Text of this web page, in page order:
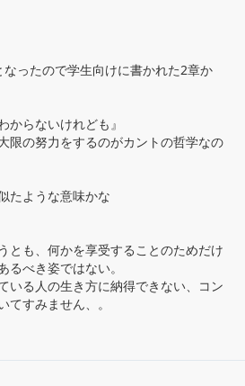
ったので学生向けに書かれた2章か
からないけれども』
限の努力をするのがカントの哲学なの
たような意味かな
とも、何かを享受することのためだけ
るべき姿ではない。
いる人の生き方に納得できない、コン
てすみません、。